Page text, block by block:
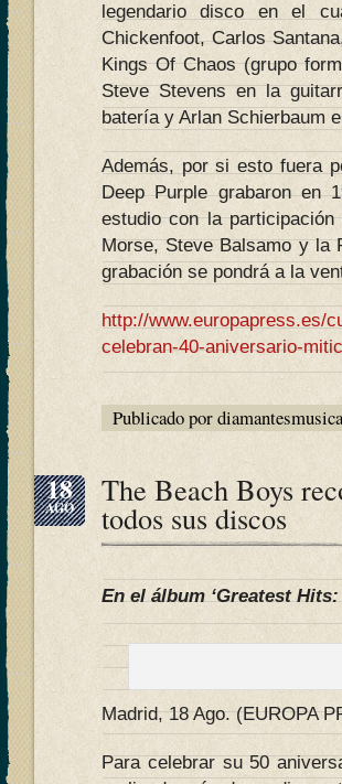
legendario disco en el
Chickenfoot, Carlos
Kings Of Chaos (grupo
Steve Stevens en la
batería y Arlan Schierbaum
Además, por si esto fuera
Deep Purple grabaron en
estudio con la
Morse, Steve Balsamo y la
grabación se pondrá a la
http://www.europapress.es/
celebran-40-aniversario-
Publicado por
18
AGO The Beach Boys
todos sus discos
En el álbum ‘Greatest Hits:
Madrid, 18 Ago. (EUROPA
Para celebrar su 50